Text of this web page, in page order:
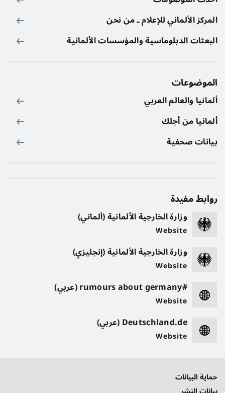
المركز الألماني للإعلام ـ من نحن
البعثات الدبلوماسية والمؤسسات الألمانية
الموضوعات
ألمانيا والعالم العربي
ألمانيا من أجلك
بيانات صحفية
روابط مفيدة
وزارة الخارجية الألمانية (ألماني)
Website
وزارة الخارجية الألمانية (إنجليزي)
Website
#rumours about germany (عربي)
Website
Deutschland.de (عربي)
Website
حماية البيانات